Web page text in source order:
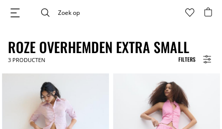
FILTERS
ROZE OVERHEMDEN EXTRA SMALL
3 PRODUCTEN